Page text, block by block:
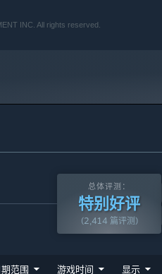
制器
INC. All rights reserved.
总体评测：
特别好评
(2,414 篇评测)
期范围 游戏时间 显示